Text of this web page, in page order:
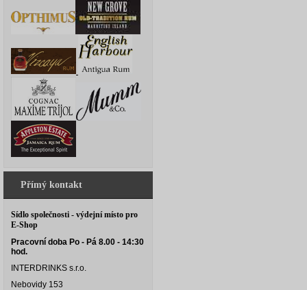
Přímý kontakt
Sídlo společnosti - výdejní místo pro
E-Shop
Pracovní doba Po - Pá 8.00 - 14:30
hod.
INTERDRINKS s.r.o.
Nebovidy 153